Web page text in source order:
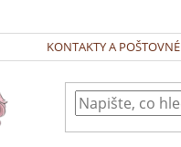
KONTAKTY A POŠTOVNÉ